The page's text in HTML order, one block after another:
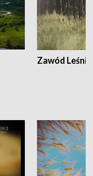
Zawód Leśnik